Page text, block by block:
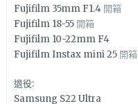
Fujifilm 35mm F1.4 開箱
Fujifilm 18-55 開箱
Fujifilm 10-22mm F4
Fujifilm Instax mini 25 開箱
退役:
Samsung S22 Ultra